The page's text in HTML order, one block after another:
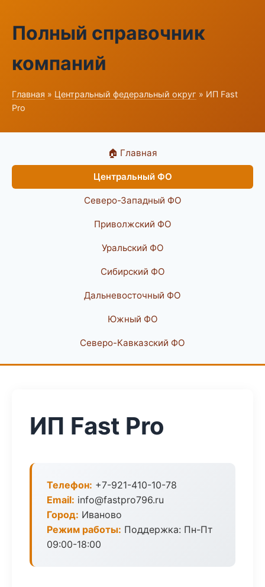
Полный справочник
компаний
Главная » Центральный федеральный округ » ИП Fast
Pro
🏠 Главная
Центральный ФО
Северо-Западный ФО
Приволжский ФО
Уральский ФО
Сибирский ФО
Дальневосточный ФО
Южный ФО
Северо-Кавказский ФО
ИП Fast Pro
Телефон: +7-921-410-10-78
Email: info@fastpro796.ru
Город: Иваново
Режим работы: Поддержка: Пн-Пт
09:00-18:00